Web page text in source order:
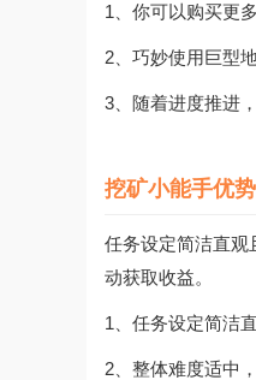
1、你可以购买更
2、巧妙使用巨型
3、随着进度推进
挖矿小能手优势
任务设定简洁直观
动获取收益。
1、任务设定简洁
2、整体难度适中